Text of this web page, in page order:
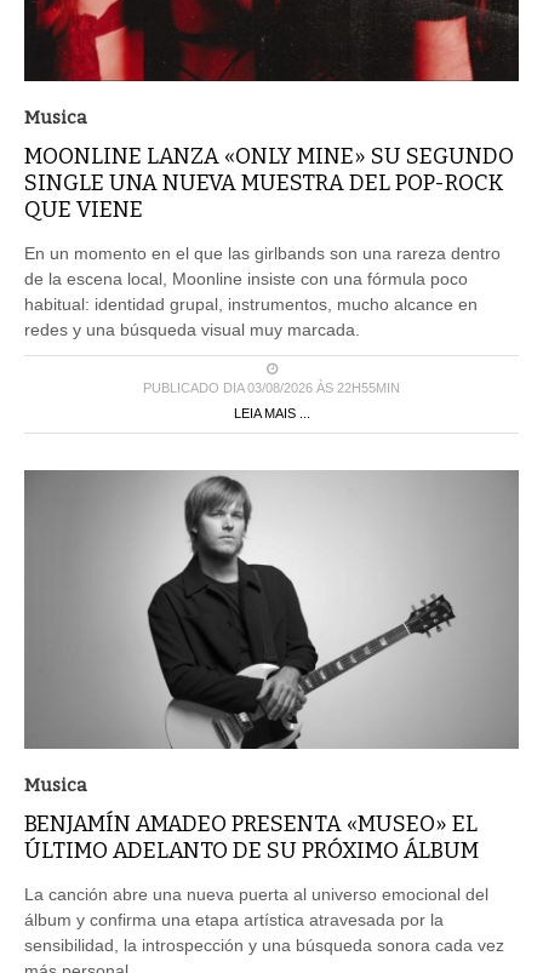
Musica
MOONLINE LANZA «ONLY MINE» SU SEGUNDO
SINGLE UNA NUEVA MUESTRA DEL POP-ROCK
QUE VIENE
En un momento en el que las girlbands son una rareza dentro
de la escena local, Moonline insiste con una fórmula poco
habitual: identidad grupal, instrumentos, mucho alcance en
redes y una búsqueda visual muy marcada.
PUBLICADO DIA 03/08/2026 ÀS 22H55MIN
LEIA MAIS ...
Musica
BENJAMÍN AMADEO PRESENTA «MUSEO» EL
ÚLTIMO ADELANTO DE SU PRÓXIMO ÁLBUM
La canción abre una nueva puerta al universo emocional del
álbum y confirma una etapa artística atravesada por la
sensibilidad, la introspección y una búsqueda sonora cada vez